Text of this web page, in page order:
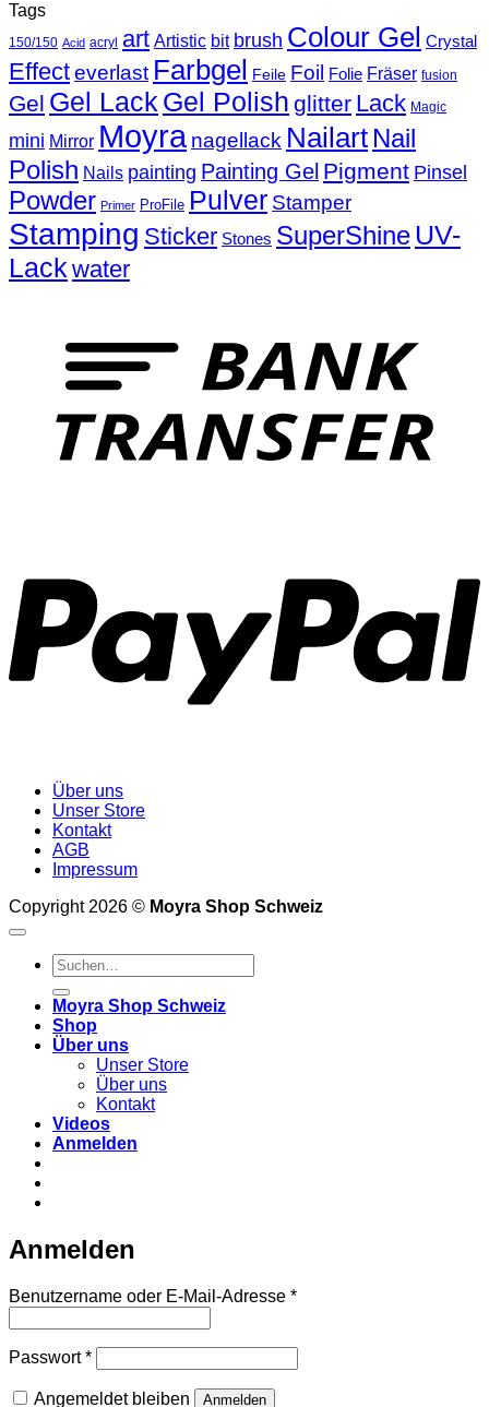
Tags
150/150 Acid acryl art Artistic bit brush Colour Gel Crystal
Effecteverlast Farbgel Feile Foil Folie Fräser fusion
Gel Gel Lack Gel Polish glitter Lack Magic
mini Mirror Moyra nagellack Nailart Nail
Polish Nails painting Painting Gel Pigment Pinsel
Powder Primer ProFile Pulver Stamper
Stamping Sticker Stones SuperShine UV-
Lack water
Über uns
Unser Store
Kontakt
AGB
Impressum
Copyright 2026 © Moyra Shop Schweiz
Suchen
nach:
Moyra Shop Schweiz
Shop
Über uns
Unser Store
Über uns
Kontakt
Videos
Anmelden
Anmelden
Benutzername oder E-Mail-Adresse *Erforderlich
Passwort*Erforderlich
Angemeldet bleiben Anmelden